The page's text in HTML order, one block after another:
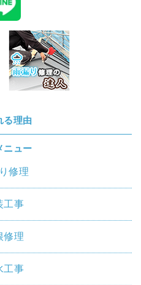
る理由
ニュー
修理
工事
修理
工事